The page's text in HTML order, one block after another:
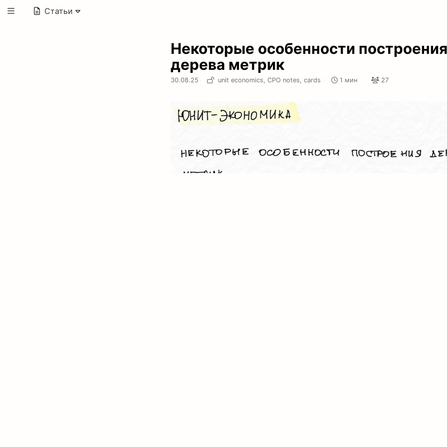
Статьи
Некоторые особенности построения
дерева метрик
30.08.25 · unit economics, CPO notes, cards · 1 мин 27